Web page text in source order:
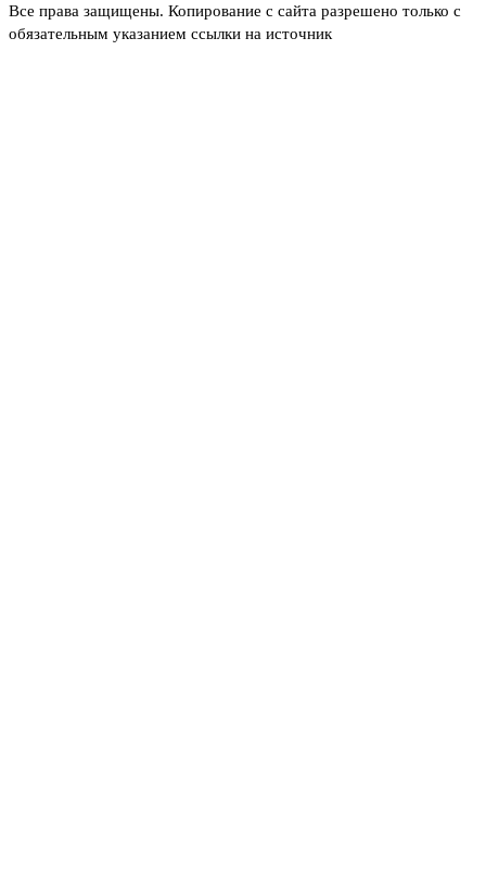
Все права защищены. Копирование с сайта разрешено только с
обязательным указанием ссылки на источник